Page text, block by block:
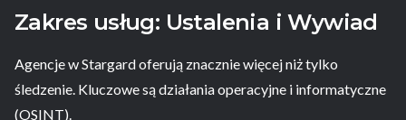
Zakres usług: Ustalenia i Wywiad
Agencje w Stargard oferują znacznie więcej niż tylko
śledzenie. Kluczowe są działania operacyjne i informatyczne
(OSINT).